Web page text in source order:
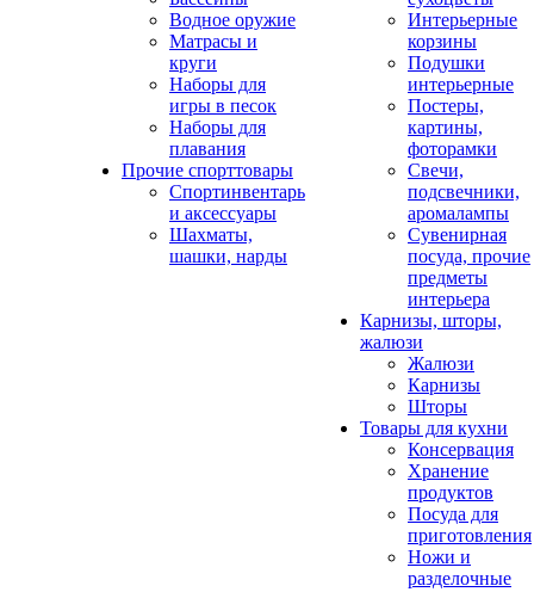
Водное оружие
Матрасы и
круги
Наборы для
игры в песок
Наборы для
плавания
Прочие спорттовары
Спортинвентарь
и аксессуары
Шахматы,
шашки, нарды
Интерьерные
корзины
Подушки
интерьерные
Постеры,
картины,
фоторамки
Свечи,
подсвечники,
аромалампы
Сувенирная
посуда, прочие
предметы
интерьера
Карнизы, шторы,
жалюзи
Жалюзи
Карнизы
Шторы
Товары для кухни
Консервация
Хранение
продуктов
Посуда для
приготовления
Ножи и
разделочные